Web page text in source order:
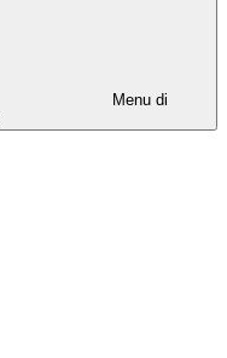
Menu di